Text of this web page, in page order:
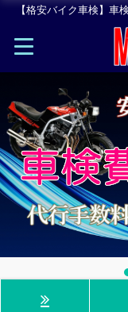
【格安バイク車検】車